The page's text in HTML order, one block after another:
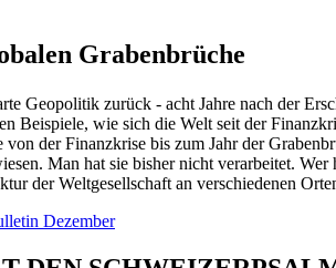
Grabenbrüche
Geopolitik zurück - acht Jahre nach der
Beispiele, wie sich die Welt seit der
von der Finanzkrise bis zum Jahr der
Man hat sie bisher nicht verarbeitet.
der Weltgesellschaft an verschiedenen
Dezember